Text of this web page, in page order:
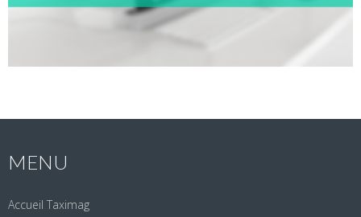
MENU
Accueil Taximag